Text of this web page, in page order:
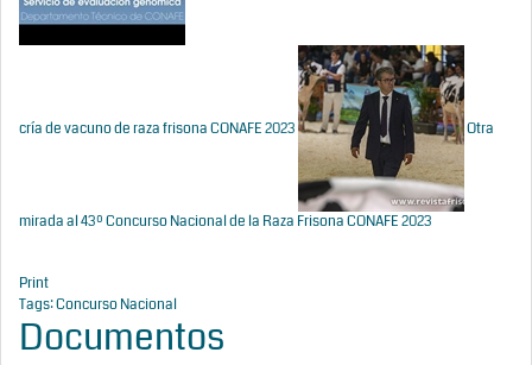
cría de vacuno de raza frisona CONAFE 2023 Otra
mirada al 43º Concurso Nacional de la Raza Frisona CONAFE 2023
Print
Tags:Concurso Nacional
Documentos